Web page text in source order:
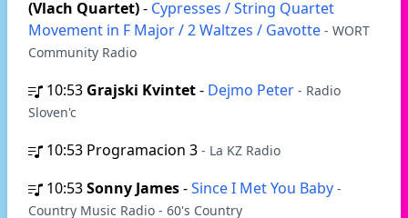
(Vlach Quartet)- Cypresses / String Quartet
Movement in F Major / 2 Waltzes / Gavotte - WORT
Community Radio
10:53 Grajski Kvintet- Dejmo Peter - Radio
Sloven'c
10:53 Programacion 3 - La KZ Radio
10:53Sonny James-Since I Met You Baby -
Country Music Radio - 60's Country